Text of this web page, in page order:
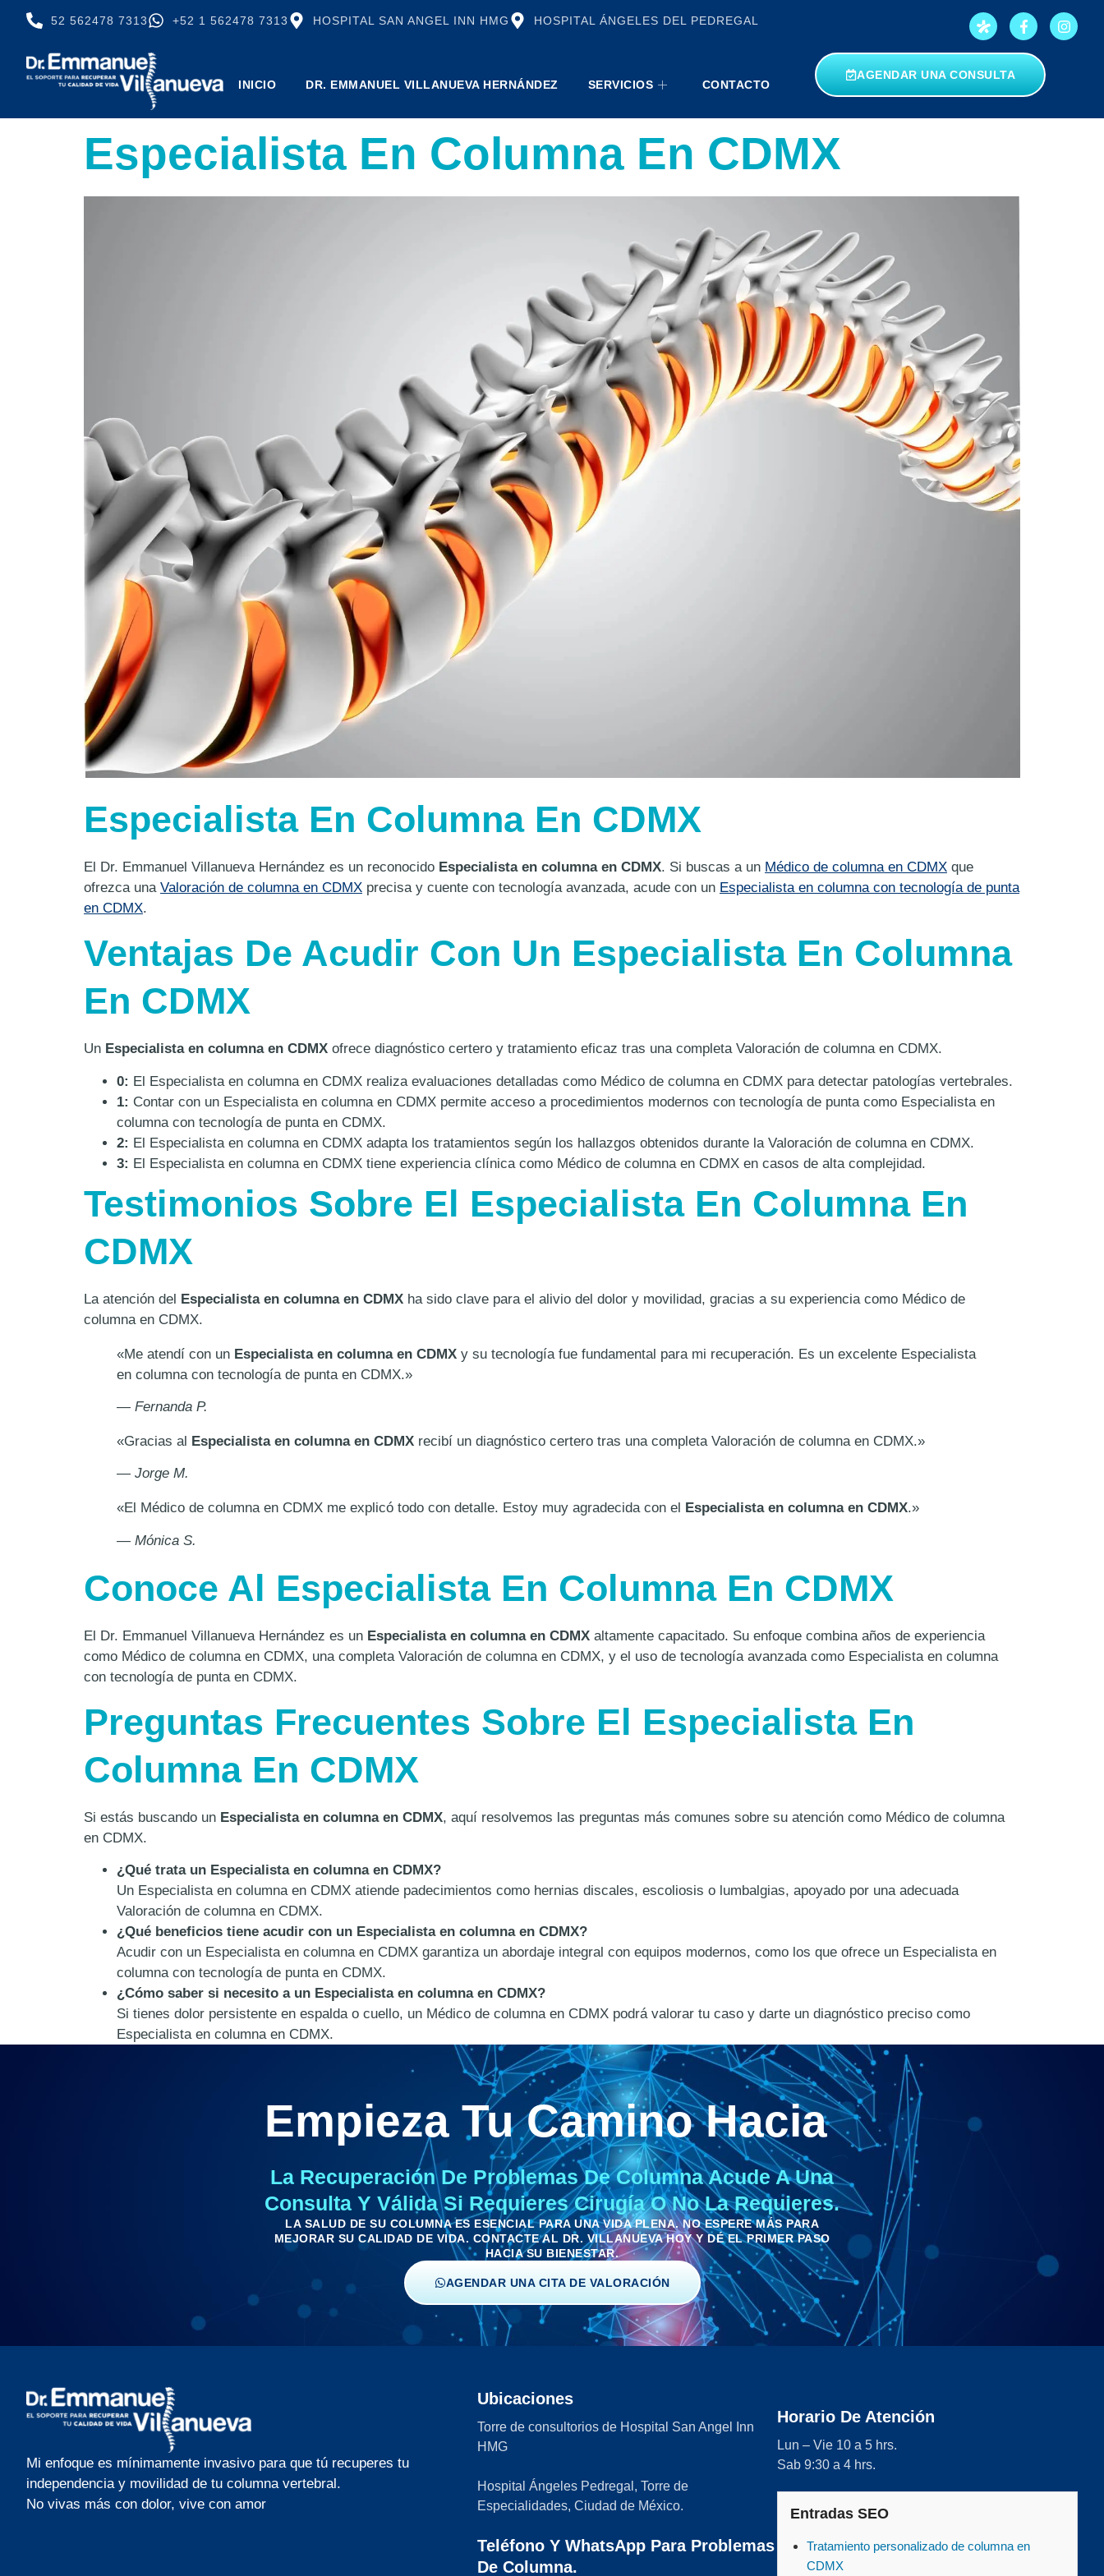
52 562478 7313 +52 1 562478 7313 HOSPITAL SAN ANGEL INN HMG HOSPITAL ÁNGELES DEL PEDREGAL
INICIO DR. EMMANUEL VILLANUEVA HERNÁNDEZ SERVICIOS CONTACTO
AGENDAR UNA CONSULTA
Especialista En Columna En CDMX
Especialista En Columna En CDMX
El Dr. Emmanuel Villanueva Hernández es un reconocido Especialista en columna en CDMX. Si buscas a un Médico de columna en CDMX que
ofrezca una Valoración de columna en CDMX precisa y cuente con tecnología avanzada, acude con un Especialista en columna con tecnología de punta
en CDMX.
Ventajas De Acudir Con Un Especialista En Columna
En CDMX
Un Especialista en columna en CDMX ofrece diagnóstico certero y tratamiento eficaz tras una completa Valoración de columna en CDMX.
0: El Especialista en columna en CDMX realiza evaluaciones detalladas como Médico de columna en CDMX para detectar patologías vertebrales.
1: Contar con un Especialista en columna en CDMX permite acceso a procedimientos modernos con tecnología de punta como Especialista en
columna con tecnología de punta en CDMX.
2: El Especialista en columna en CDMX adapta los tratamientos según los hallazgos obtenidos durante la Valoración de columna en CDMX.
3: El Especialista en columna en CDMX tiene experiencia clínica como Médico de columna en CDMX en casos de alta complejidad.
Testimonios Sobre El Especialista En Columna En
CDMX
La atención del Especialista en columna en CDMX ha sido clave para el alivio del dolor y movilidad, gracias a su experiencia como Médico de
columna en CDMX.
«Me atendí con un Especialista en columna en CDMX y su tecnología fue fundamental para mi recuperación. Es un excelente Especialista
en columna con tecnología de punta en CDMX.»
— Fernanda P.
«Gracias al Especialista en columna en CDMX recibí un diagnóstico certero tras una completa Valoración de columna en CDMX.»
— Jorge M.
«El Médico de columna en CDMX me explicó todo con detalle. Estoy muy agradecida con el Especialista en columna en CDMX.»
— Mónica S.
Conoce Al Especialista En Columna En CDMX
El Dr. Emmanuel Villanueva Hernández es un Especialista en columna en CDMX altamente capacitado. Su enfoque combina años de experiencia
como Médico de columna en CDMX, una completa Valoración de columna en CDMX, y el uso de tecnología avanzada como Especialista en columna
con tecnología de punta en CDMX.
Preguntas Frecuentes Sobre El Especialista En
Columna En CDMX
Si estás buscando un Especialista en columna en CDMX, aquí resolvemos las preguntas más comunes sobre su atención como Médico de columna
en CDMX.
¿Qué trata un Especialista en columna en CDMX?
Un Especialista en columna en CDMX atiende padecimientos como hernias discales, escoliosis o lumbalgias, apoyado por una adecuada
Valoración de columna en CDMX.
¿Qué beneficios tiene acudir con un Especialista en columna en CDMX?
Acudir con un Especialista en columna en CDMX garantiza un abordaje integral con equipos modernos, como los que ofrece un Especialista en
columna con tecnología de punta en CDMX.
¿Cómo saber si necesito a un Especialista en columna en CDMX?
Si tienes dolor persistente en espalda o cuello, un Médico de columna en CDMX podrá valorar tu caso y darte un diagnóstico preciso como
Especialista en columna en CDMX.
Empieza Tu Camino Hacia
La Recuperación De Problemas De Columna Acude A Una
Consulta Y Válida Si Requieres Cirugía O No La Requieres.
LA SALUD DE SU COLUMNA ES ESENCIAL PARA UNA VIDA PLENA. NO ESPERE MÁS PARA
MEJORAR SU CALIDAD DE VIDA. CONTACTE AL DR. VILLANUEVA HOY Y DÉ EL PRIMER PASO
HACIA SU BIENESTAR.
AGENDAR UNA CITA DE VALORACIÓN
Mi enfoque es mínimamente invasivo para que tú recuperes tu
independencia y movilidad de tu columna vertebral.
No vivas más con dolor, vive con amor
Ubicaciones
Torre de consultorios de Hospital San Angel Inn
HMG
Hospital Ángeles Pedregal, Torre de
Especialidades, Ciudad de México.
Teléfono Y WhatsApp Para Problemas
De Columna.
Horario De Atención
Lun – Vie 10 a 5 hrs.
Sab 9:30 a 4 hrs.
Entradas SEO
Tratamiento personalizado de columna en
CDMX